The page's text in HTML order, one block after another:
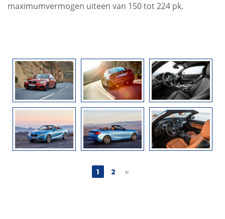
maximumvermogen uiteen van 150 tot 224 pk.
1 2 ►